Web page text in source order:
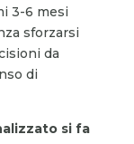
3-6 mesi
sforzarsi
da
di
si fa